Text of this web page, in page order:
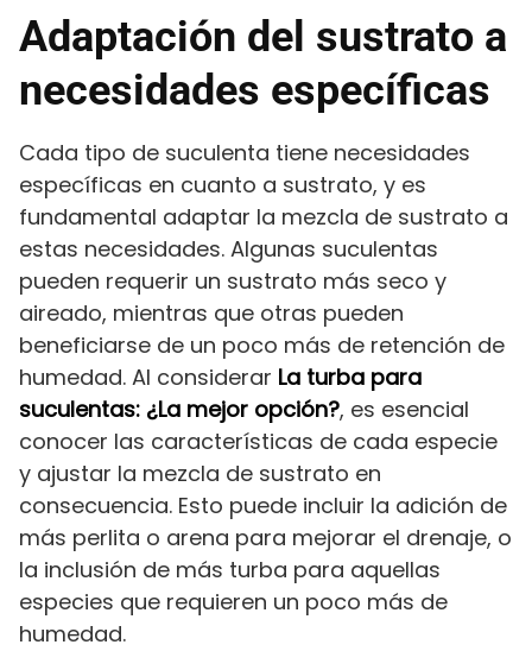
Adaptación del sustrato a
necesidades específicas
Cada tipo de suculenta tiene necesidades
específicas en cuanto a sustrato, y es
fundamental adaptar la mezcla de sustrato a
estas necesidades. Algunas suculentas
pueden requerir un sustrato más seco y
aireado, mientras que otras pueden
beneficiarse de un poco más de retención de
humedad. Al considerar La turba para
suculentas: ¿La mejor opción?, es esencial
conocer las características de cada especie
y ajustar la mezcla de sustrato en
consecuencia. Esto puede incluir la adición de
más perlita o arena para mejorar el drenaje, o
la inclusión de más turba para aquellas
especies que requieren un poco más de
humedad.